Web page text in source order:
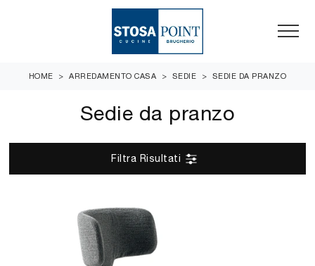
HOME > ARREDAMENTO CASA > SEDIE > SEDIE DA PRANZO
Sedie da pranzo
Filtra Risultati